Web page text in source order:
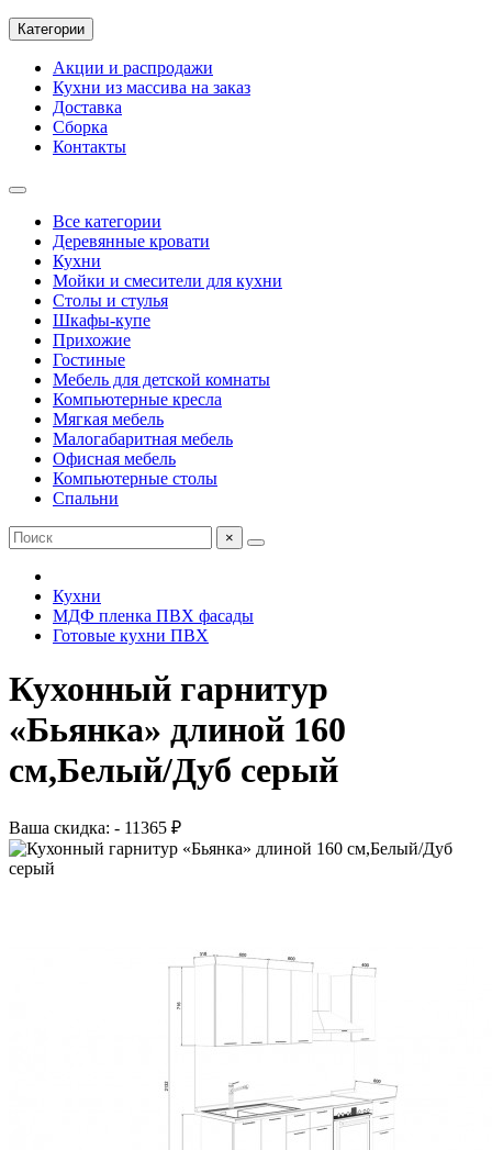
Категории
Акции и распродажи
Кухни из массива на заказ
Доставка
Сборка
Контакты
Все категории
Деревянные кровати
Кухни
Мойки и смесители для кухни
Столы и стулья
Шкафы-купе
Прихожие
Гостиные
Мебель для детской комнаты
Компьютерные кресла
Мягкая мебель
Малогабаритная мебель
Офисная мебель
Компьютерные столы
Спальни
×
Кухни
МДФ пленка ПВХ фасады
Готовые кухни ПВХ
Кухонный гарнитур
«Бьянка» длиной 160
см,Белый/Дуб серый
Ваша скидка: - 11365 ₽